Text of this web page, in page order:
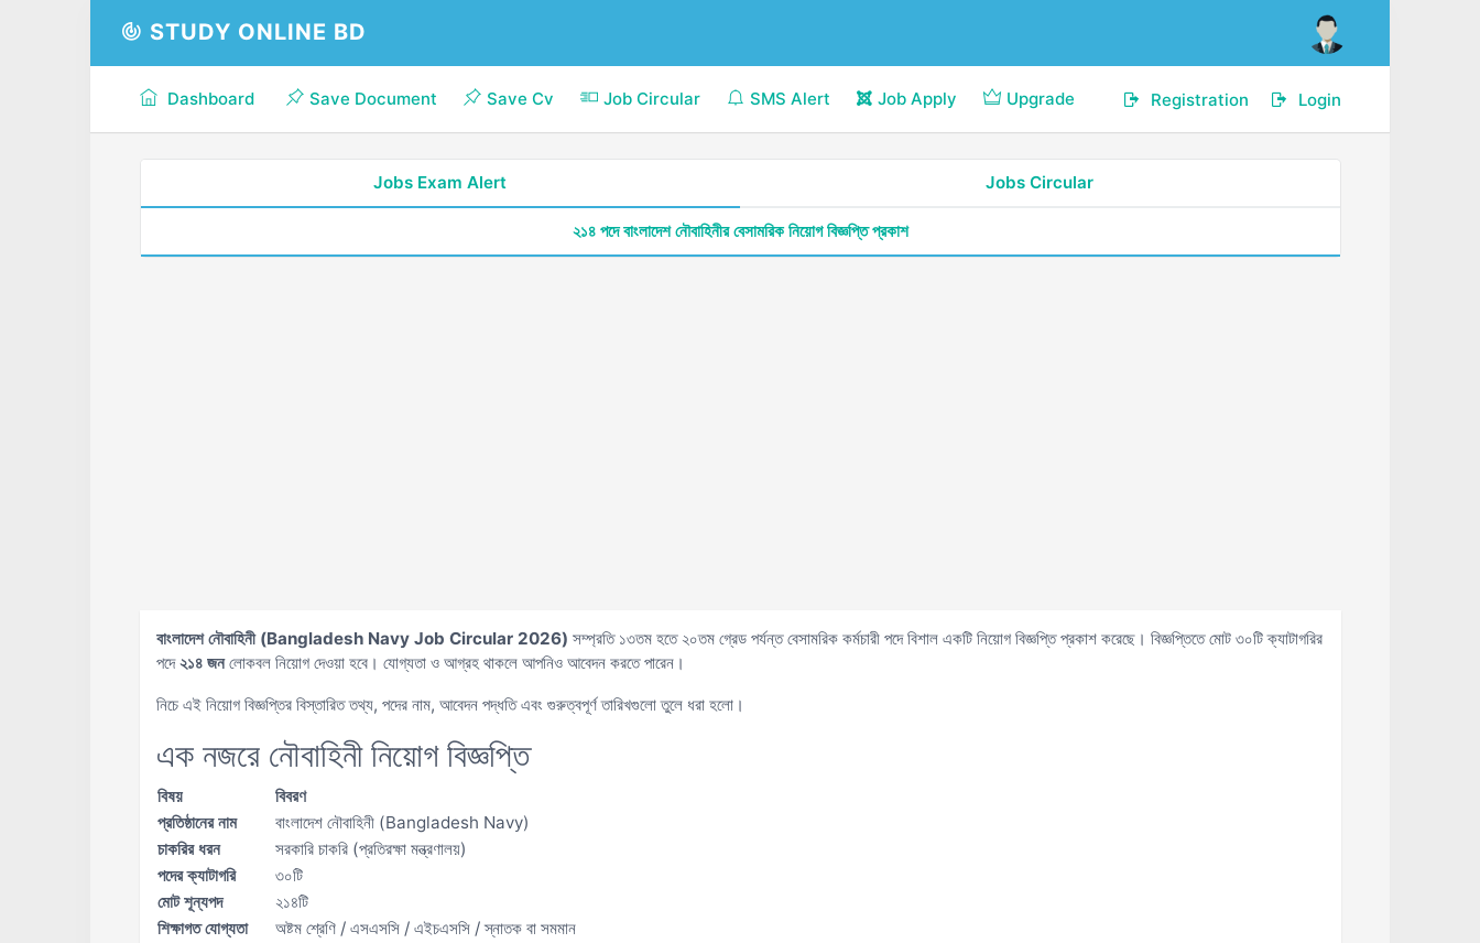
STUDY ONLINE BD
Dashboard Save Document Save Cv Job Circular SMS Alert Job Apply Upgrade Login
Registration
Jobs Exam Alert Jobs Circular
২১৪ পদে বাংলাদেশ নৌবাহিনীর বেসামরিক নিয়োগ বিজ্ঞপ্তি প্রকাশ
বাংলাদেশ নৌবাহিনী (Bangladesh Navy Job Circular 2026) সম্প্রতি ১৩তম হতে ২০তম গ্রেড পর্যন্ত বেসামরিক কর্মচারী পদে বিশাল একটি নিয়োগ বিজ্ঞপ্তি প্রকাশ করেছে। বিজ্ঞপ্তিতে মোট ৩০টি ক্যাটাগরির
পদে২১৪ জনলোকবল নিয়োগ দেওয়া হবে। যোগ্যতা ও আগ্রহ থাকলে আপনিও আবেদন করতে পারেন।
নিচে এই নিয়োগ বিজ্ঞপ্তির বিস্তারিত তথ্য, পদের নাম, আবেদন পদ্ধতি এবং গুরুত্বপূর্ণ তারিখগুলো তুলে ধরা হলো।
এক নজরে নৌবাহিনী নিয়োগ বিজ্ঞপ্তি
বিষয়
বিবরণ
প্রতিষ্ঠানের নাম
বাংলাদেশ নৌবাহিনী (Bangladesh Navy)
চাকরির ধরন
সরকারি চাকরি (প্রতিরক্ষা মন্ত্রণালয়)
পদের ক্যাটাগরি
৩০টি
মোট শূন্যপদ
২১৪টি
শিক্ষাগত যোগ্যতা
অষ্টম শ্রেণি / এসএসসি / এইচএসসি / স্নাতক বা সমমান